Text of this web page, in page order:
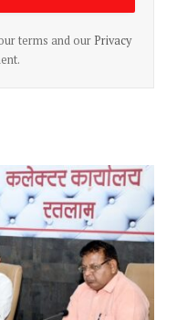
terms and our Privacy